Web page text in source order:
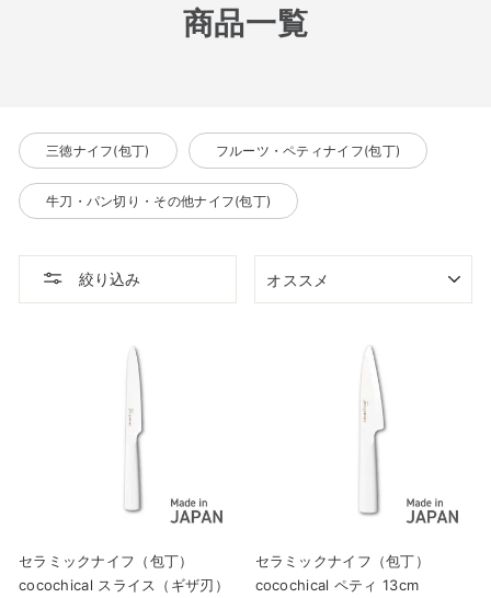
商品一覧
三徳ナイフ(包丁) フルーツ・ペティナイフ(包丁)
牛刀・パン切り・その他ナイフ(包丁)
絞り込み
び
セラミックナイフ（包丁）
cocochical スライス（ギザ刃）
セラミックナイフ（包丁）
cocochical ペティ 13cm